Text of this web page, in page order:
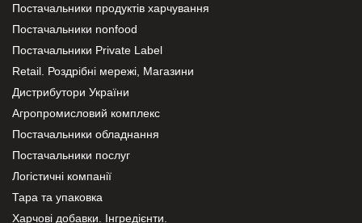
Постачальники продуктів харчування
Постачальники nonfood
Постачальники Private Label
Retail. Роздрібні мережі, Магазини
Дистрибутори України
Агропромисловий комплекс
Постачальники обладнання
Постачальники послуг
Логістичні компанії
Тара та упаковка
Харчові добавки. Інгредієнти.